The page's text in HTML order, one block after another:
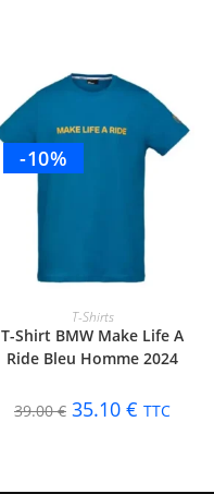
-10%
CHOIX DES OPTIONS
T-Shirts
T-Shirt BMW Make Life A
Ride Bleu Homme 2024
39.00€ 35.10 € TTC